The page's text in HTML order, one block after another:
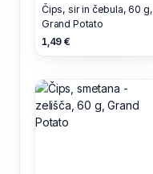
Čips, sir in čebula, 60 g,
Grand Potato
1,49 €